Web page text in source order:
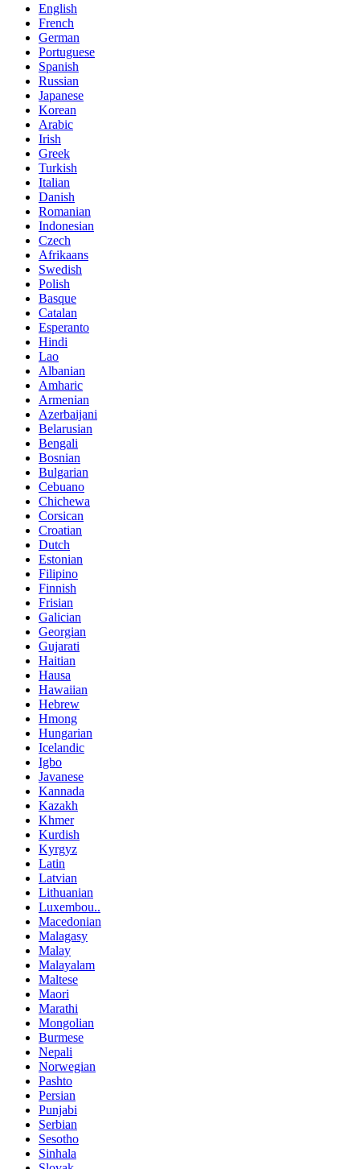
English
French
German
Portuguese
Spanish
Russian
Japanese
Korean
Arabic
Irish
Greek
Turkish
Italian
Danish
Romanian
Indonesian
Czech
Afrikaans
Swedish
Polish
Basque
Catalan
Esperanto
Hindi
Lao
Albanian
Amharic
Armenian
Azerbaijani
Belarusian
Bengali
Bosnian
Bulgarian
Cebuano
Chichewa
Corsican
Croatian
Dutch
Estonian
Filipino
Finnish
Frisian
Galician
Georgian
Gujarati
Haitian
Hausa
Hawaiian
Hebrew
Hmong
Hungarian
Icelandic
Igbo
Javanese
Kannada
Kazakh
Khmer
Kurdish
Kyrgyz
Latin
Latvian
Lithuanian
Luxembou..
Macedonian
Malagasy
Malay
Malayalam
Maltese
Maori
Marathi
Mongolian
Burmese
Nepali
Norwegian
Pashto
Persian
Punjabi
Serbian
Sesotho
Sinhala